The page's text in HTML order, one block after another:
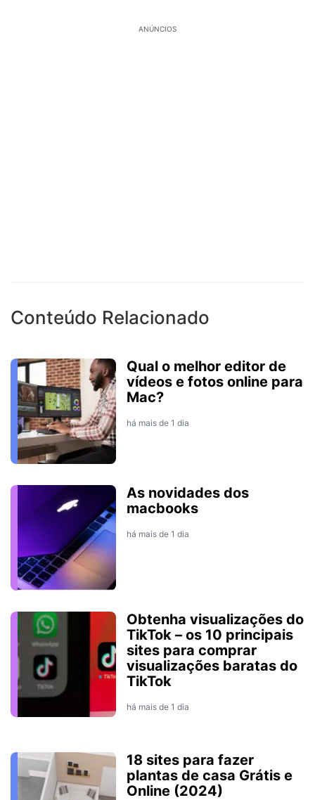
ANÚNCIOS
Conteúdo Relacionado
Qual o melhor editor de
vídeos e fotos online para
Mac?
há mais de 1 dia
As novidades dos
macbooks
há mais de 1 dia
Obtenha visualizações do
TikTok – os 10 principais
sites para comprar
visualizações baratas do
TikTok
há mais de 1 dia
18 sites para fazer
plantas de casa Grátis e
Online (2024)